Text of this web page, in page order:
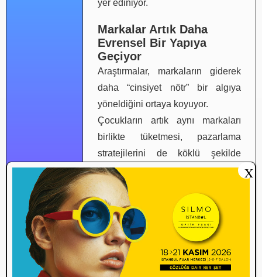
yer ediniyor.
Markalar Artık Daha
Evrensel Bir Yapıya
Geçiyor
Araştırmalar, markaların giderek
daha “cinsiyet nötr” bir algıya
yöneldiğini ortaya koyuyor.
Çocukların artık aynı markaları
birlikte tüketmesi, pazarlama
stratejilerini de köklü şekilde
değiştiriyor.
Nike, Playmobil ve Harry Potter
gibi markalar, bu yeni dönemin en
güçlü örnekleri arasında
gösteriliyor.
Bu markalar hem dijital hem
fiziksel dünyada geniş bir etki
X